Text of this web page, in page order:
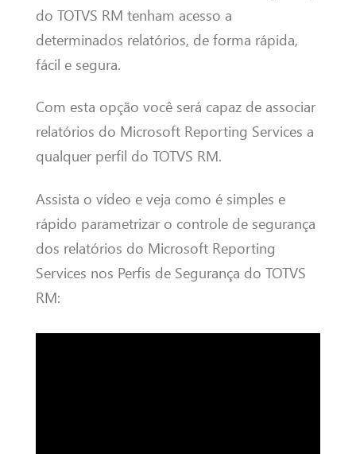
do TOTVS RM tenham acesso a
determinados relatórios, de forma rápida,
fácil e segura.
Com esta opção você será capaz de associar
relatórios do Microsoft Reporting Services a
qualquer perfil do TOTVS RM.
Assista o vídeo e veja como é simples e
rápido parametrizar o controle de segurança
dos relatórios do Microsoft Reporting
Services nos Perfis de Segurança do TOTVS
RM: